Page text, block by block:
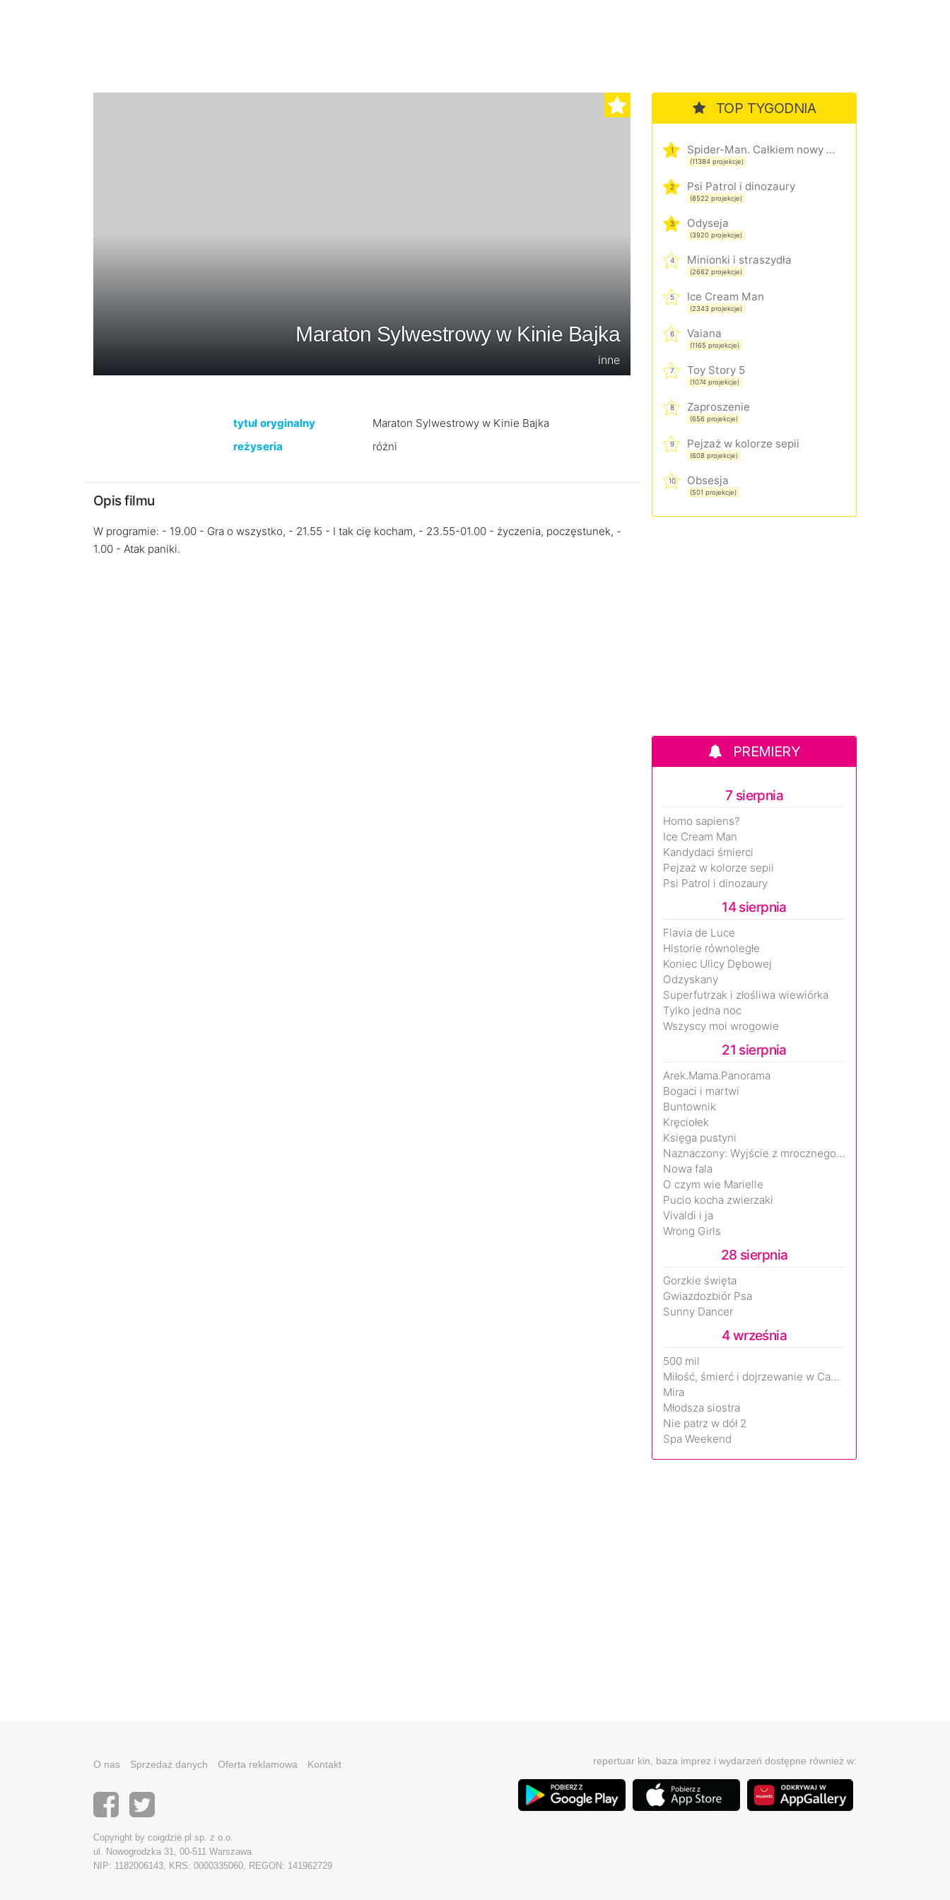
Maraton Sylwestrowy w Kinie Bajka
inne
tytuł oryginalny
Maraton Sylwestrowy w Kinie Bajka
reżyseria
różni
Opis filmu
W programie: - 19.00 - Gra o wszystko, - 21.55 - I tak cię kocham, - 23.55-01.00 - życzenia, poczęstunek, -
1.00 - Atak paniki.
TOP TYGODNIA
1 Spider-Man. Całkiem nowy dzień
(11384 projekcje)
2 Psi Patrol i dinozaury
(8522 projekcje)
3 Odyseja
(3920 projekcje)
4 Minionki i straszydła
(2662 projekcje)
5 Ice Cream Man
(2343 projekcje)
6 Vaiana
(1165 projekcje)
7 Toy Story 5
(1074 projekcje)
8 Zaproszenie
(656 projekcje)
9 Pejzaż w kolorze sepii
(608 projekcje)
10 Obsesja
(501 projekcje)
PREMIERY
7 sierpnia
Homo sapiens?
Ice Cream Man
Kandydaci śmierci
Pejzaż w kolorze sepii
Psi Patrol i dinozaury
14 sierpnia
Flavia de Luce
Historie równoległe
Koniec Ulicy Dębowej
Odzyskany
Superfutrzak i złośliwa wiewiórka
Tylko jedna noc
Wszyscy moi wrogowie
21 sierpnia
Arek.Mama.Panorama
Bogaci i martwi
Buntownik
Kręciołek
Księga pustyni
Naznaczony: Wyjście z mrocznego wymiaru
Nowa fala
O czym wie Marielle
Pucio kocha zwierzaki
Vivaldi i ja
Wrong Girls
28 sierpnia
Gorzkie święta
Gwiazdozbiór Psa
Sunny Dancer
4 września
500 mil
Miłość, śmierć i dojrzewanie w Camp Miasma
Mira
Młodsza siostra
Nie patrz w dół 2
Spa Weekend
O nas Sprzedaż danych Oferta reklamowa Kontakt
Copyright by coigdzie.pl sp. z o.o.
ul. Nowogrodzka 31, 00-511 Warszawa
NIP: 1182006143, KRS: 0000335060, REGON: 141962729
repertuar kin, baza imprez i wydarzeń dostępne również w: